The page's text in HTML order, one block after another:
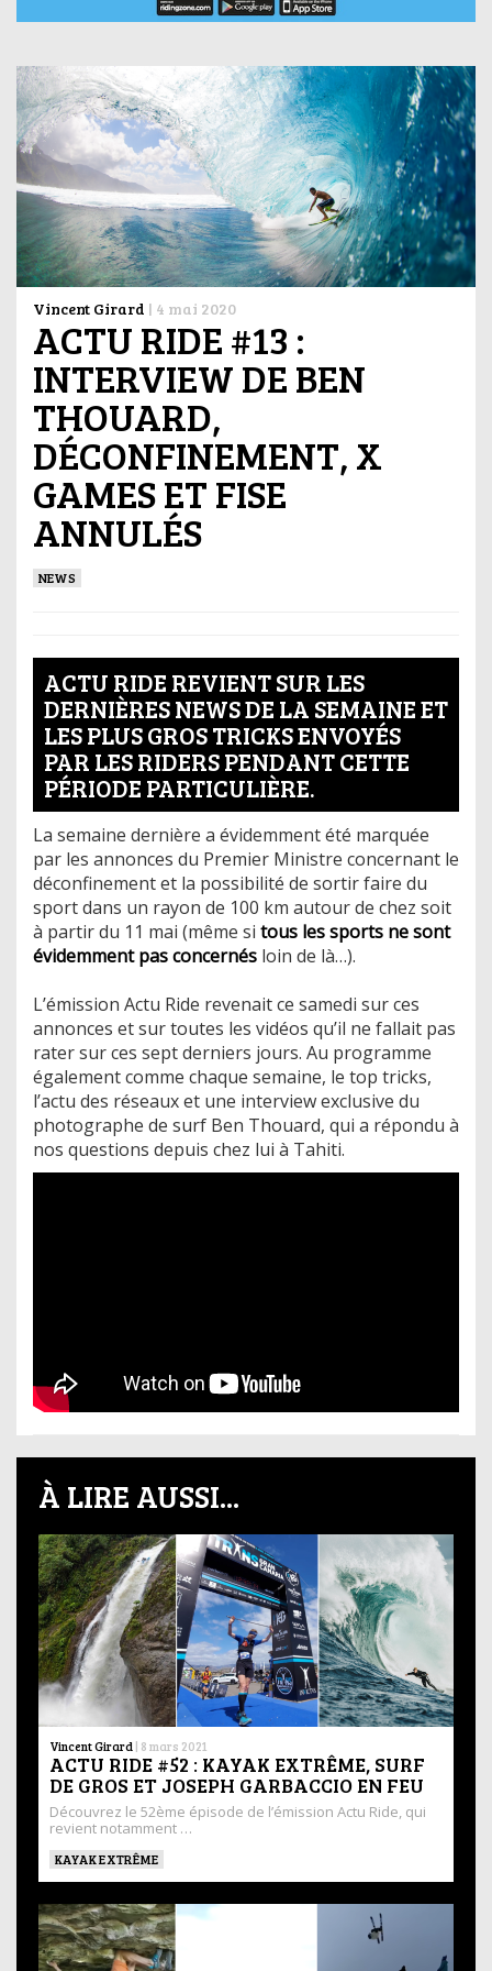
Vincent Girard | 4 mai 2020
ACTU RIDE #13 :
INTERVIEW DE BEN
THOUARD,
DÉCONFINEMENT, X
GAMES ET FISE
ANNULÉS
NEWS
ACTU RIDE REVIENT SUR LES
DERNIÈRES NEWS DE LA SEMAINE ET
LES PLUS GROS TRICKS ENVOYÉS
PAR LES RIDERS PENDANT CETTE
PÉRIODE PARTICULIÈRE.
La semaine dernière a évidemment été marquée
par les annonces du Premier Ministre concernant le
déconfinement et la possibilité de sortir faire du
sport dans un rayon de 100 km autour de chez soit
à partir du 11 mai (même si tous les sports ne sont
évidemment pas concernés loin de là…).
L’émission Actu Ride revenait ce samedi sur ces
annonces et sur toutes les vidéos qu’il ne fallait pas
rater sur ces sept derniers jours. Au programme
également comme chaque semaine, le top tricks,
l’actu des réseaux et une interview exclusive du
photographe de surf Ben Thouard, qui a répondu à
nos questions depuis chez lui à Tahiti.
À LIRE AUSSI...
Vincent Girard | 8 mars 2021
ACTU RIDE #52 : KAYAK EXTRÊME, SURF
DE GROS ET JOSEPH GARBACCIO EN FEU
Découvrez le 52ème épisode de l’émission Actu Ride, qui
revient notamment …
KAYAK EXTRÊME